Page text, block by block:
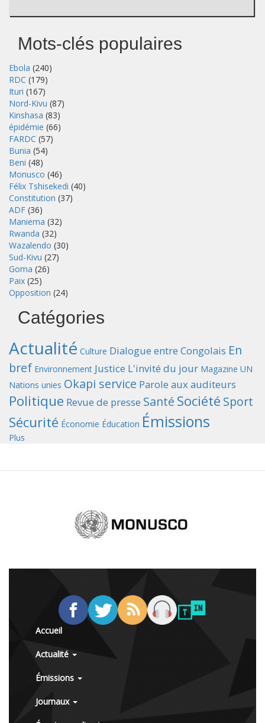
Mots-clés populaires
Ebola (240)
RDC (179)
Ituri (167)
Nord-Kivu (87)
Kinshasa (83)
épidémie (66)
FARDC (57)
Bunia (54)
Beni (48)
Monusco (46)
Félix Tshisekedi (40)
Constitution (37)
ADF (36)
Maniema (32)
Rwanda (32)
Wazalendo (30)
Sud-Kivu (27)
Goma (26)
Paix (25)
Opposition (24)
Catégories
Actualité Culture Dialogue entre Congolais En
bref Environnement Justice L'invité du jour Magazine UN
Nations unies Okapi service Parole aux auditeurs
Politique Revue de presse Santé Société Sport
Sécurité Économie Éducation Émissions
Plus
Accueil
Actualité
Émissions
Journaux